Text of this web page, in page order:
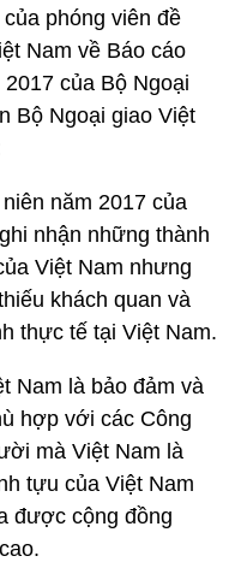
phóng viên đề
Nam về Báo cáo
của Bộ Ngoại
Bộ Ngoại giao Việt
năm 2017 của
nhận những thành
Việt Nam nhưng
khách quan và
thực tế tại Việt Nam.
Nam là bảo đảm và
hợp với các Công
mà Việt Nam là
tựu của Việt Nam
được cộng đồng